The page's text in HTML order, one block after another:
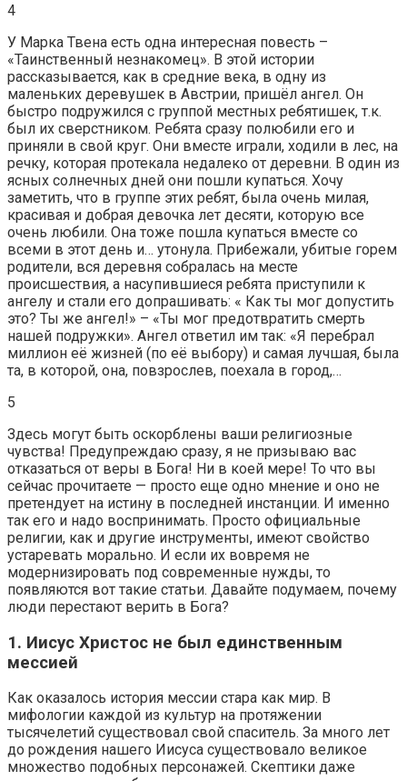
4
У Марка Твена есть одна интересная повесть –
«Таинственный незнакомец». В этой истории
рассказывается, как в средние века, в одну из
маленьких деревушек в Австрии, пришёл ангел. Он
быстро подружился с группой местных ребятишек, т.к.
был их сверстником. Ребята сразу полюбили его и
приняли в свой круг. Они вместе играли, ходили в лес, на
речку, которая протекала недалеко от деревни. В один из
ясных солнечных дней они пошли купаться. Хочу
заметить, что в группе этих ребят, была очень милая,
красивая и добрая девочка лет десяти, которую все
очень любили. Она тоже пошла купаться вместе со
всеми в этот день и… утонула. Прибежали, убитые горем
родители, вся деревня собралась на месте
происшествия, а насупившиеся ребята приступили к
ангелу и стали его допрашивать: « Как ты мог допустить
это? Ты же ангел!» – «Ты мог предотвратить смерть
нашей подружки». Ангел ответил им так: «Я перебрал
миллион её жизней (по её выбору) и самая лучшая, была
та, в которой, она, повзрослев, поехала в город,…
5
Здесь могут быть оскорблены ваши религиозные
чувства! Предупреждаю сразу, я не призываю вас
отказаться от веры в Бога! Ни в коей мере! То что вы
сейчас прочитаете — просто еще одно мнение и оно не
претендует на истину в последней инстанции. И именно
так его и надо воспринимать. Просто официальные
религии, как и другие инструменты, имеют свойство
устаревать морально. И если их вовремя не
модернизировать под современные нужды, то
появляются вот такие статьи. Давайте подумаем, почему
люди перестают верить в Бога?
1. Иисус Христос не был единственным
мессией
Как оказалось история мессии стара как мир. В
мифологии каждой из культур на протяжении
тысячелетий существовал свой спаситель. За много лет
до рождения нашего Иисуса существовало великое
множество подобных персонажей. Скептики даже